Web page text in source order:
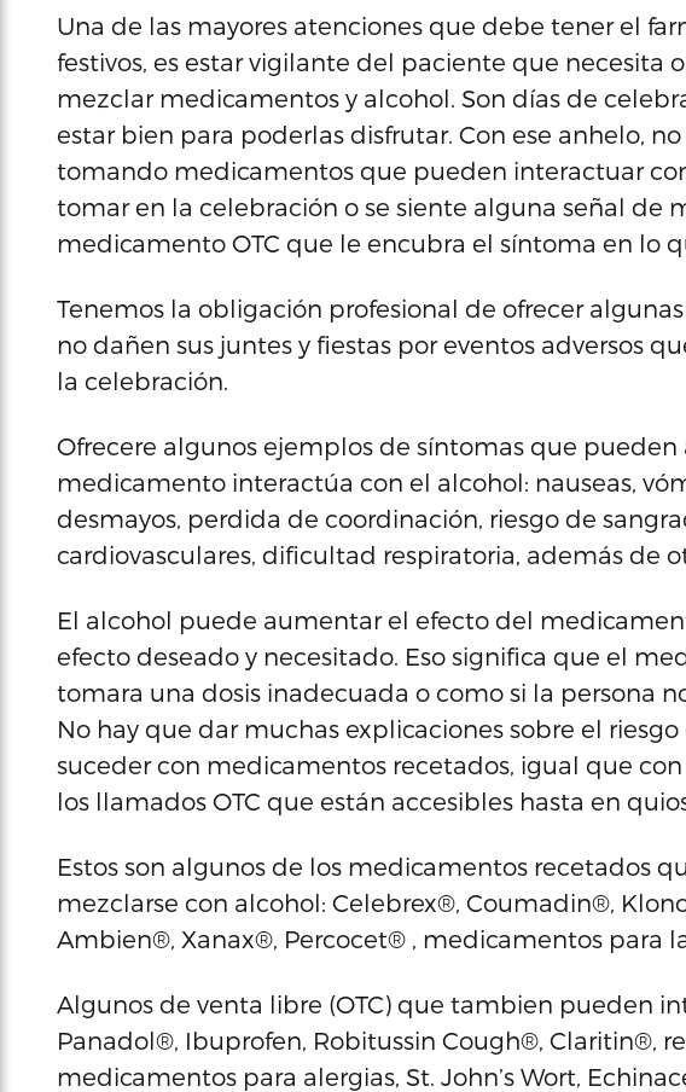
Una de las mayores atenciones que debe tener el
festivos, es estar vigilante del paciente que necesita
mezclar medicamentos y alcohol. Son días de
estar bien para poderlas disfrutar. Con ese anhelo,
tomando medicamentos que pueden interactuar
tomar en la celebración o se siente alguna señal de
medicamento OTC que le encubra el síntoma en lo
Tenemos la obligación profesional de ofrecer
no dañen sus juntes y fiestas por eventos adversos
la celebración.
Ofrecere algunos ejemplos de síntomas que
medicamento interactúa con el alcohol: nauseas,
desmayos, perdida de coordinación, riesgo de
cardiovasculares, dificultad respiratoria, además de
El alcohol puede aumentar el efecto del
efecto deseado y necesitado. Eso significa que el
tomara una dosis inadecuada o como si la persona
No hay que dar muchas explicaciones sobre el
suceder con medicamentos recetados, igual que
los llamados OTC que están accesibles hasta en
Estos son algunos de los medicamentos recetados
mezclarse con alcohol: Celebrex®, Coumadin®,
Ambien®, Xanax®, Percocet® , medicamentos para
Algunos de venta libre (OTC) que tambien pueden
Panadol®, Ibuprofen, Robitussin Cough®, Claritin®,
medicamentos para alergias, St. John’s Wort,